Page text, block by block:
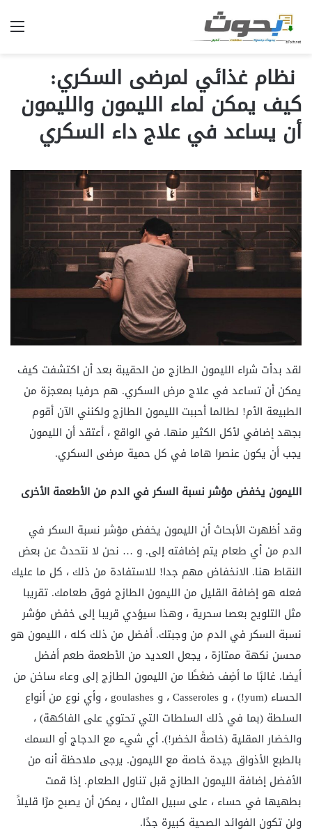
نظام غذائي لمرضى السكري:
كيف يمكن لماء الليمون والليمون
أن يساعد في علاج داء السكري
لقد بدأت شراء الليمون الطازج من الحقيبة بعد أن اكتشفت كيف
يمكن أن تساعد في علاج مرض السكري. هم حرفيا بمعجزة من
الطبيعة الأم! لطالما أحببت الليمون الطازج ولكنني الآن أقوم
بجهد إضافي لأكل الكثير منها. في الواقع ، أعتقد أن الليمون
يجب أن يكون عنصرا هاما في كل حمية مرضى السكري.
الليمون يخفض مؤشر نسبة السكر في الدم من الأطعمة الأخرى
وقد أظهرت الأبحاث أن الليمون يخفض مؤشر نسبة السكر في
الدم من أي طعام يتم إضافته إلى. و … نحن لا نتحدث عن بعض
النقاط هنا. الانخفاض مهم جدا! للاستفادة من ذلك ، كل ما عليك
فعله هو إضافة القليل من الليمون الطازج فوق طعامك. تقريبا
مثل التلويح بعصا سحرية ، وهذا سيؤدي قريبا إلى خفض مؤشر
نسبة السكر في الدم من وجبتك. أفضل من ذلك كله ، الليمون هو
محسن نكهة ممتازة ، يجعل العديد من الأطعمة طعم أفضل
أيضا. غالبًا ما أضِف ضغطًا من الليمون الطازج إلى وعاء ساخن من
الحساء (yum!) ، و Casseroles ، و goulashes ، وأي نوع من أنواع
السلطة (بما في ذلك السلطات التي تحتوي على الفاكهة) ،
والخضار المقلية (خاصةً الخضر!). أي شيء مع الدجاج أو السمك
بالطبع الأذواق جيدة خاصة مع الليمون. يرجى ملاحظة أنه من
الأفضل إضافة الليمون الطازج قبل تناول الطعام. إذا قمت
بطهيها في حساء ، على سبيل المثال ، يمكن أن يصبح مرًا قليلاً
ولن تكون الفوائد الصحية كبيرة جدًا.